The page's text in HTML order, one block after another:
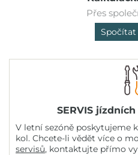
Přes
SERVIS
V letní sezóně poskytujeme
kol. Chcete-li vědět více o
servisů, kontaktujte přímo